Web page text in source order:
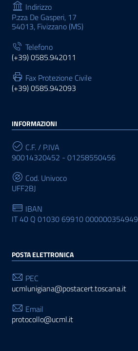
Indirizzo
P.zza De Gasperi, 17
54013, Fivizzano (MS)
Telefono
(+39) 0585.942011
Fax Protezione Civile
(+39) 0585.942093
INFORMAZIONI
C.F. / P.IVA
90014320452 - 01258550456
Cod. Univoco
UFF2BJ
IBAN
IT 40 Q 01030 69910 000000354949
POSTA ELETTRONICA
PEC
ucmlunigiana@postacert.toscana.it
Email
protocollo@ucml.it